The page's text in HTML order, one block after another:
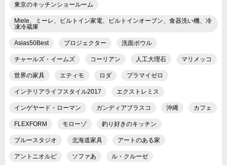
東京のキッチンショールーム
Miele、ミーレ、ビルトイン家電、ビルトインオーブン、食器洗い機、冷
凍冷蔵庫
Asias50Best プロジェクター 洗面ボウル
チャールズ・イームズ コーリアン 人工大理石 マリメッコ
世界の家具 エティモ ロダ プラマイゼロ
インテリアライフスタイル2017 エクストレミス
インゲヤード・ローマン ガンディアブラスコ 沖縄 カフェ
FLEXFORM モローゾ 釣り好きのキッチン
ブルースタジオ 北海道家具 アートのある家
アントニオルピ ソファあ ル・クルーゼ